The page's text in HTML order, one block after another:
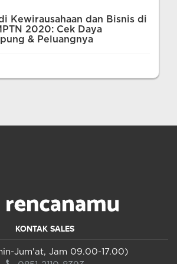
Kewirausahaan dan Bisnis di
2020: Cek Daya
& Peluangnya
KONTAK SALES
Jum'at, Jam 09.00-17.00)